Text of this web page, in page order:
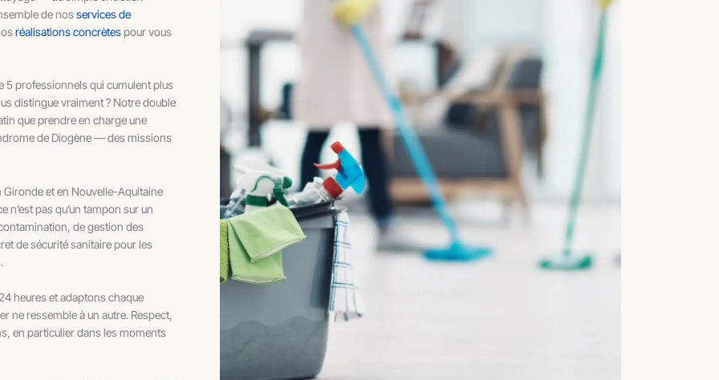
de nosservices de
réalisations concrètespour vous
5 professionnels qui cumulent plus
distingue vraiment ? Notre double
que prendre en charge une
de Diogène — des missions
Gironde et en Nouvelle-Aquitaine
pas qu’un tampon sur un
de gestion des
de sécurité sanitaire pour les
heures et adaptons chaque
ne ressemble à un autre. Respect,
en particulier dans les moments